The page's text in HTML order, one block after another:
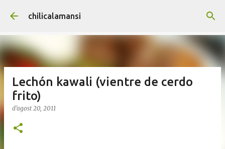
Salta al contingut principal
chilicalamansi
Lechón kawali (vientre de cerdo
frito)
d’agost 20, 2011